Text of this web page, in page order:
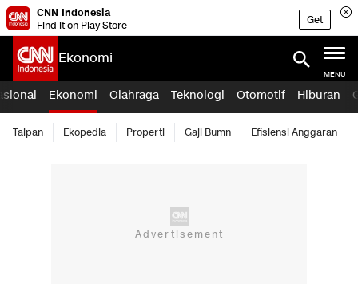
CNN Indonesia
Find it on Play Store
Get
Ekonomi
MENU
Ekonomi Olahraga Teknologi Otomotif Hiburan
Taipan Ekopedia Properti Gaji Bumn Efisiensi Anggaran